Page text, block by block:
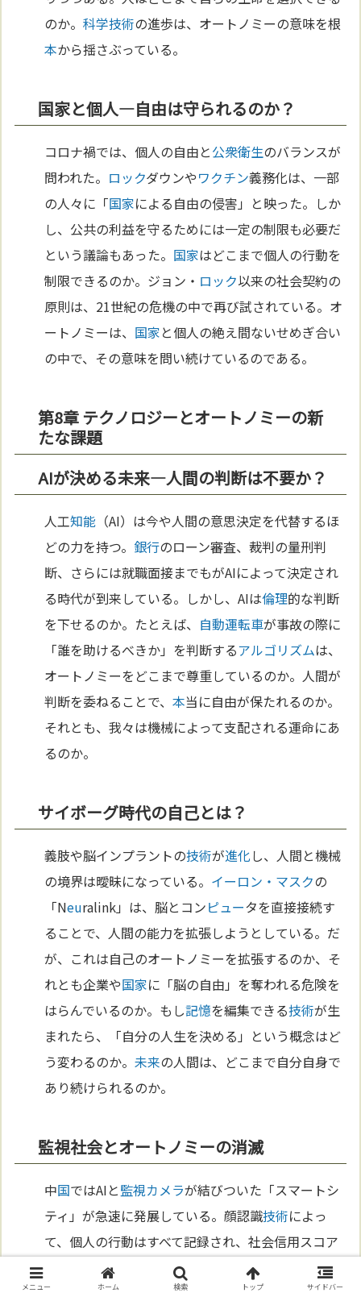
のか。科学技術の進歩は、オートノミーの意味を根
本から揺さぶっている。
国家と個人—自由は守られるのか？
コロナ禍では、個人の自由と公衆衛生のバランスが
問われた。 ロックダウンやワクチン義務化は、一部
の人々に「国家による自由の侵害」と映った。しか
し、公共の利益を守るためには一定の制限も必要だ
という議論もあった。 国家はどこまで個人の行動を
制限できるのか。ジョン・ ロック以来の社会契約の
原則は、21世紀の危機の中で再び試されている。オ
ートノミーは、 国家と個人の絶え間ないせめぎ合い
の中で、その意味を問い続けているのである。
第8章 テクノロジーとオートノミーの新
たな課題
AIが決める未来—人間の判断は不要か？
人工知能 （AI）は今や人間の意思決定を代替するほ
どの力を持つ。 銀行のローン審査、裁判の量刑判
断、さらには就職面接までもがAIによって決定され
る時代が到来している。しかし、AIは倫理的な判断
を下せるのか。たとえば、 自動運転車が事故の際に
「誰を助けるべきか」を判断するアルゴリズムは、
オートノミーをどこまで尊重しているのか。人間が
判断を委ねることで、本当に自由が保たれるのか。
それとも、我々は機械によって支配される運命にあ
るのか。
サイボーグ時代の自己とは？
義肢や脳インプラントの技術が進化し、人間と機械
の境界は曖昧になっている。 イーロン・マスクの
「Neuralink」は、脳とコンピュータを直接接続す
ることで、人間の能力を拡張しようとしている。だ
が、これは自己のオートノミーを拡張するのか、そ
れとも企業や国家に「脳の自由」を奪われる危険を
はらんでいるのか。もし記憶を編集できる技術が生
まれたら、「自分の人生を決める」という概念はど
う変わるのか。未来の人間は、どこまで自分自身で
あり続けられるのか。
監視社会とオートノミーの消滅
中国ではAIと監視カメラが結びついた「スマートシ
ティ」が急速に発展している。顔認識技術によっ
て、個人の行動はすべて記録され、社会信用スコア
に影響を与える。欧
米諸 国家
安全保障の名
のもとにデータ収集が行われている。利便性と安全
メニュー ホーム 検索 トップ サイドバー